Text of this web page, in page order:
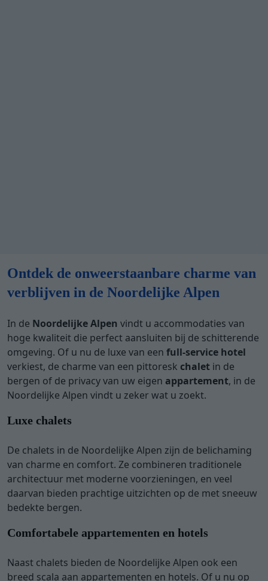
Ontdek de onweerstaanbare charme van
verblijven in de Noordelijke Alpen
In de Noordelijke Alpen vindt u accommodaties van
hoge kwaliteit die perfect aansluiten bij de schitterende
omgeving. Of u nu de luxe van een full-service hotel
verkiest, de charme van een pittoresk chalet in de
bergen of de privacy van uw eigen appartement, in de
Noordelijke Alpen vindt u zeker wat u zoekt.
Luxe chalets
De chalets in de Noordelijke Alpen zijn de belichaming
van charme en comfort. Ze combineren traditionele
architectuur met moderne voorzieningen, en veel
daarvan bieden prachtige uitzichten op de met sneeuw
bedekte bergen.
Comfortabele appartementen en hotels
Naast chalets bieden de Noordelijke Alpen ook een
breed scala aan appartementen en hotels. Of u nu op